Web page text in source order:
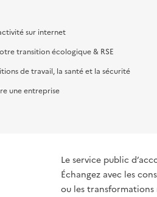
sur internet
transition écologique & RSE
de travail, la santé et la sécurité
une entreprise
Le service public
Échangez avec les
ou les transformations